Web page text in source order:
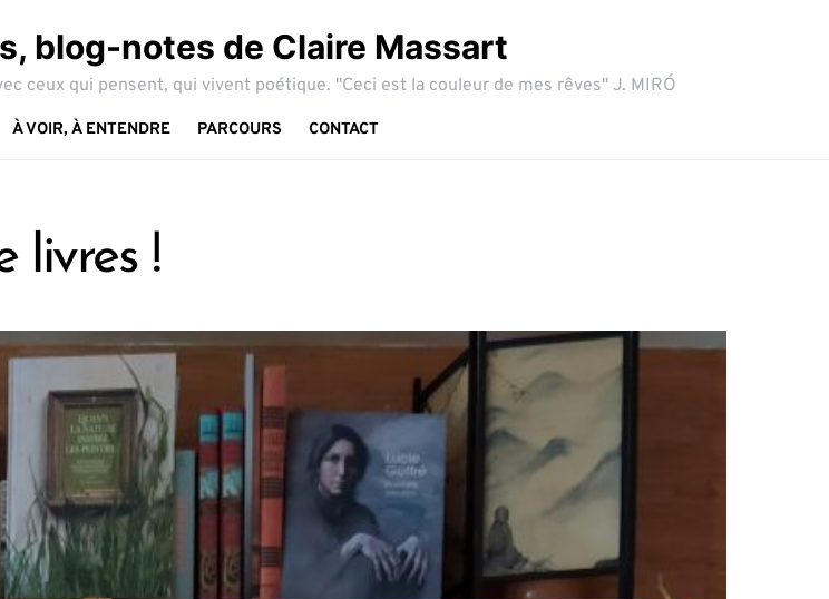
blog-notes de Claire Massart
ceux qui pensent, qui vivent poétique. "Ceci est la couleur de mes rêves" J. MIRÓ
À VOIR, À ENTENDRE PARCOURS CONTACT
livres !